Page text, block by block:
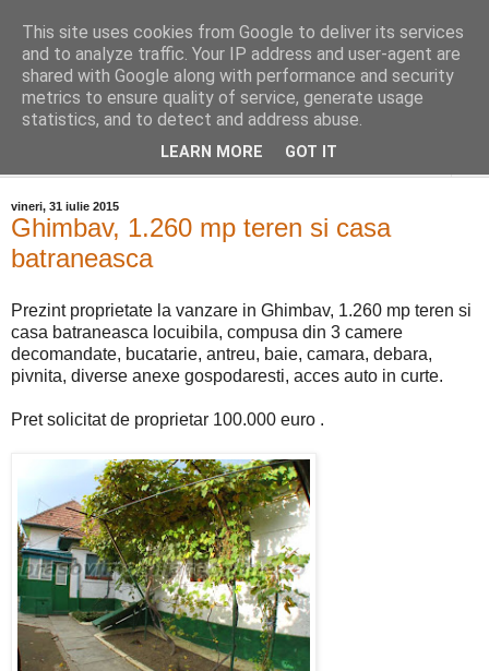
Distinct Imobiliare
Adrian Cocis 0742 129 909 ; Vasile Baciu 0768 440 185
vineri, 31 iulie 2015
Ghimbav, 1.260 mp teren si casa
batraneasca
Prezint proprietate la vanzare in Ghimbav, 1.260 mp teren si
casa batraneasca locuibila, compusa din 3 camere
decomandate, bucatarie, antreu, baie, camara, debara,
pivnita, diverse anexe gospodaresti, acces auto in curte.
Pret solicitat de proprietar 100.000 euro .
This site uses cookies from Google to deliver its services
and to analyze traffic. Your IP address and user-agent are
shared with Google along with performance and security
metrics to ensure quality of service, generate usage
statistics, and to detect and address abuse.
LEARN MORE GOT IT